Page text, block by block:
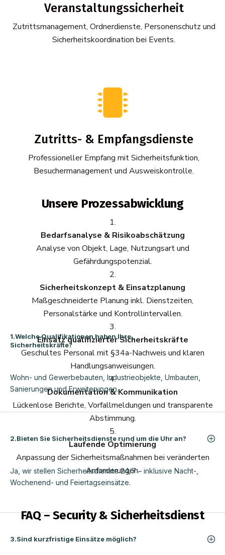
Veranstaltungssicherheit
Zutrittsmanagement, Ordnerdienste, Personenschutz und
Sicherheitskoordination bei Events.

Zutritts- & Empfangsdienste
Professioneller Empfang mit Sicherheitsfunktion,
Besuchermanagement und Ausweiskontrolle.
Unsere Prozessabwicklung
Bedarfsanalyse & Risikoabschätzung
Analyse von Objekt, Lage, Nutzungsart und
Gefährdungspotenzial.
Sicherheitskonzept & Einsatzplanung
Maßgeschneiderte Planung inkl. Dienstzeiten,
Personalstärke und Kontrollintervallen.
Einsatz qualifizierter Sicherheitskräfte
Geschultes Personal mit §34a-Nachweis und klaren
Handlungsanweisungen.
Dokumentation & Kommunikation
Lückenlose Berichte, Vorfallmeldungen und transparente
Abstimmung.
Laufende Optimierung
Anpassung der Sicherheitsmaßnahmen bei veränderten
Anforderungen.
FAQ – Security & Sicherheitsdienst
1.Welche Qualifikationen haben Ihre
Sicherheitskräfte?
Wohn- und Gewerbebauten, Industrieobjekte, Umbauten,
Sanierungen und Erweiterungen.
2.Bieten Sie Sicherheitsdienste rund um die Uhr an?
Ja, wir stellen Sicherheitsdienste 24/7 – inklusive Nacht-,
Wochenend- und Feiertagseinsätze.
3.Sind kurzfristige Einsätze möglich?